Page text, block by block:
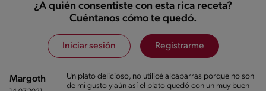
¿A quién consentiste con esta rica receta?
Cuéntanos cómo te quedó.
Iniciar sesión Registrarme
Margoth
Un plato delicioso, no utilicé alcaparras porque no son
de mi gusto y aún así el plato quedó con un muy buen